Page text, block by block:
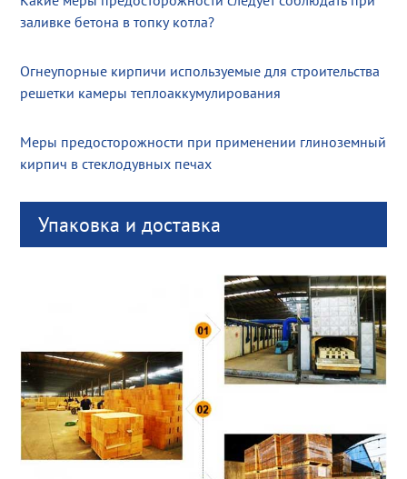
заливке бетона в топку котла?
Огнеупорные кирпичи используемые для строительства
решетки камеры теплоаккумулирования
Меры предосторожности при применении глиноземный
кирпич в стеклодувных печах
Упаковка и доставка